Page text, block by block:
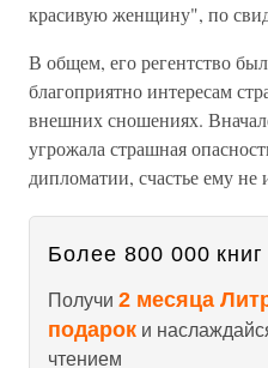
красивую женщину", по
В общем, его регентство
благоприятно интересам
внешних сношениях.
угрожала страшная
дипломатии, счастье ему не
Более 800 000
Получи 2 месяца
подарок и
чтением